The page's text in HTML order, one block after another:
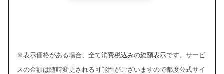
※表示価格がある場合、全て消費税込みの総額表示です。サービ
スの金額は随時変更される可能性がございますので都度公式サイ